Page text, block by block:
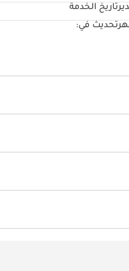
أكثر سهولة من أي وقت مضى.
تاريخ الخدمة
تحديث في: